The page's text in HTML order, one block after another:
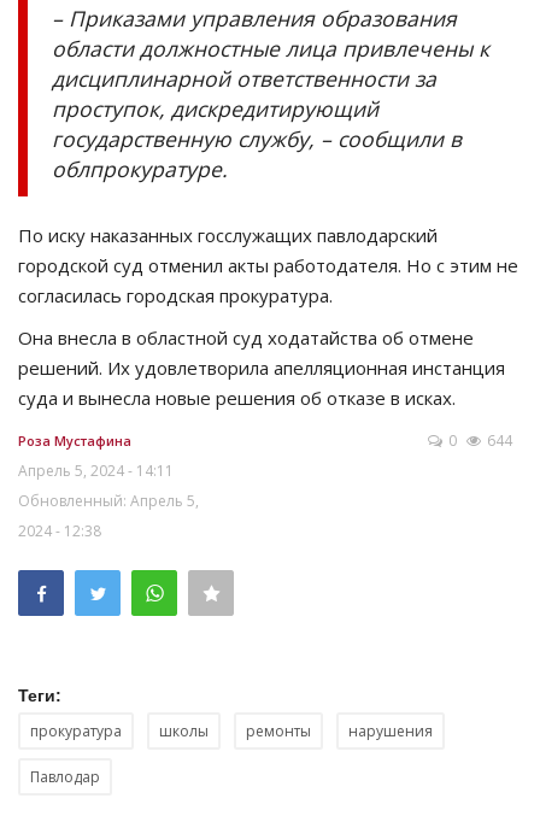
– Приказами управления образования
области должностные лица привлечены к
дисциплинарной ответственности за
проступок, дискредитирующий
государственную службу, – сообщили в
облпрокуратуре.
По иску наказанных госслужащих павлодарский
городской суд отменил акты работодателя. Но с этим не
согласилась городская прокуратура.
Она внесла в областной суд ходатайства об отмене
решений. Их удовлетворила апелляционная инстанция
суда и вынесла новые решения об отказе в исках.
Роза Мустафина
Апрель 5, 2024 - 14:11
Обновленный: Апрель 5,
2024 - 12:38
0 644
Теги:
прокуратура школы ремонты нарушения
Павлодар